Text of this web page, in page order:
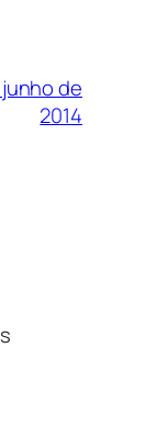
junho de
2014